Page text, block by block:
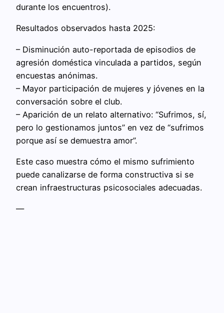
durante los encuentros).
Resultados observados hasta 2025:
– Disminución auto-reportada de episodios de
agresión doméstica vinculada a partidos, según
encuestas anónimas.
– Mayor participación de mujeres y jóvenes en la
conversación sobre el club.
– Aparición de un relato alternativo: “Sufrimos, sí,
pero lo gestionamos juntos” en vez de “sufrimos
porque así se demuestra amor”.
Este caso muestra cómo el mismo sufrimiento
puede canalizarse de forma constructiva si se
crean infraestructuras psicosociales adecuadas.
—